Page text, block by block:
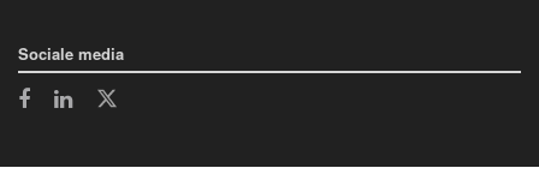
Sociale media